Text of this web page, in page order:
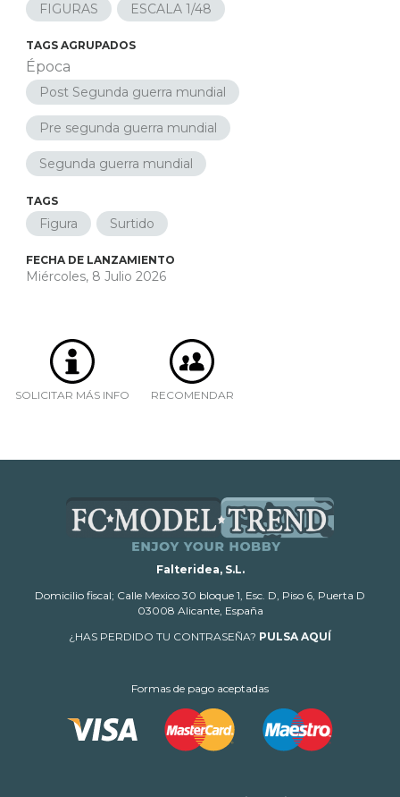
FIGURAS ESCALA 1/48
TAGS AGRUPADOS
Época
Post Segunda guerra mundial
Pre segunda guerra mundial
Segunda guerra mundial
TAGS
Figura Surtido
FECHA DE LANZAMIENTO
Miércoles, 8 Julio 2026
SOLICITAR MÁS INFO RECOMENDAR
Falteridea, S.L.
Domicilio fiscal; Calle Mexico 30 bloque 1, Esc. D, Piso 6, Puerta D
03008 Alicante, España
¿HAS PERDIDO TU CONTRASEÑA? PULSA AQUÍ
Formas de pago aceptadas